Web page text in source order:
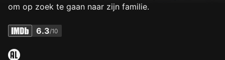
om op zoek te gaan naar zijn familie.
6.3/10